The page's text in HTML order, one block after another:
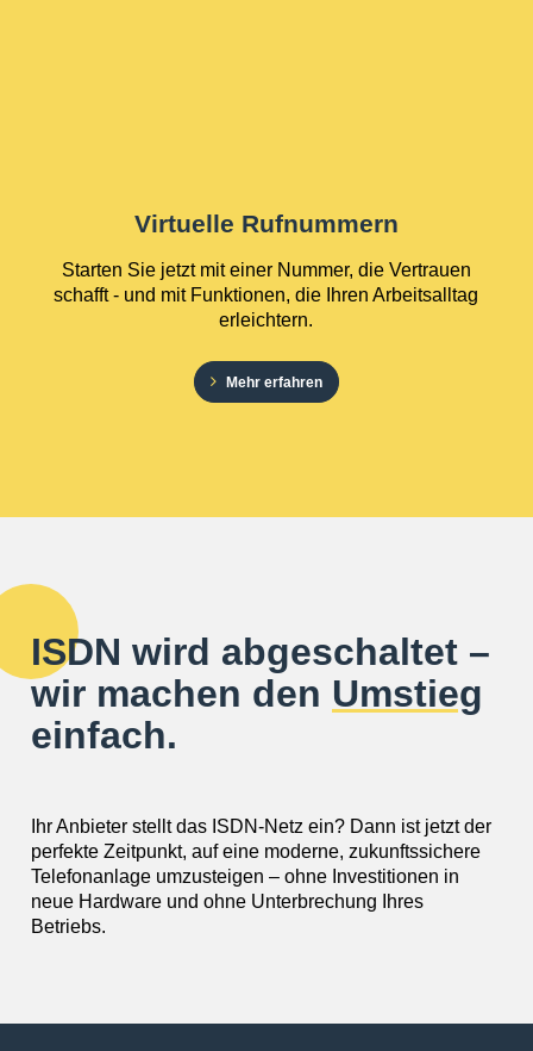
Virtuelle Rufnummern
Starten Sie jetzt mit einer Nummer, die Vertrauen
schafft - und mit Funktionen, die Ihren Arbeitsalltag
erleichtern.
Mehr erfahren
ISDN wird abgeschaltet –
wir machen den Umstieg
einfach.
Ihr Anbieter stellt das ISDN-Netz ein? Dann ist jetzt der
perfekte Zeitpunkt, auf eine moderne, zukunftssichere
Telefonanlage umzusteigen – ohne Investitionen in
neue Hardware und ohne Unterbrechung Ihres
Betriebs.